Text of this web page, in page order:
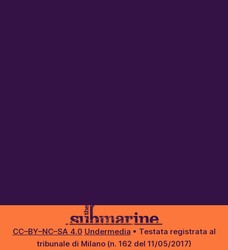
CC–BY–NC–SA 4.0 Undermedia • Testata registrata al
tribunale di Milano (n. 162 del 11/05/2017)